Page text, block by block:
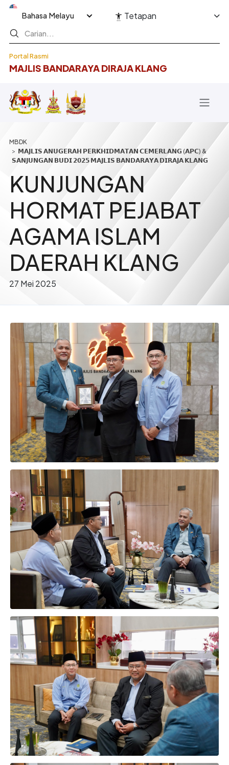
Langkau ke kandungan utama
Portal Rasmi
MAJLIS BANDARAYA DIRAJA KLANG
Select your language Tetapan
Breadcrumb
𝗠𝗔𝗝𝗟𝗜𝗦 𝗔𝗡𝗨𝗚𝗘𝗥𝗔𝗛 𝗣𝗘𝗥𝗞𝗛𝗜𝗗𝗠𝗔𝗧𝗔𝗡 𝗖𝗘𝗠𝗘𝗥𝗟𝗔𝗡𝗚 (𝗔𝗣𝗖) &
𝗦𝗔𝗡𝗝𝗨𝗡𝗚𝗔𝗡 𝗕𝗨𝗗𝗜 𝟮𝟬𝟮𝟱 𝗠𝗔𝗝𝗟𝗜𝗦 𝗕𝗔𝗡𝗗𝗔𝗥𝗔𝗬𝗔 𝗗𝗜𝗥𝗔𝗝𝗔 𝗞𝗟𝗔𝗡𝗚
KUNJUNGAN
HORMAT PEJABAT
AGAMA ISLAM
DAERAH KLANG
27 Mei 2025